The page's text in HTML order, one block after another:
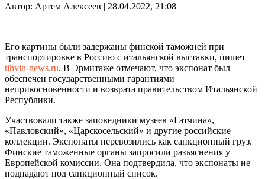
Автор: Артем Алексеев | 28.04.2022, 21:08
Его картины были задержаны финской таможней при
транспортировке в Россию с итальянской выставки, пишет
tihvin-news.ru. В Эрмитаже отмечают, что экспонат был
обеспечен государственными гарантиями
неприкосновенности и возврата правительством Итальянской
Республики.
Участвовали также заповедники музеев «Гатчина»,
«Павловский», «Царскосельский» и другие российские
коллекции. Экспонаты перевозились как санкционный груз.
Финские таможенные органы запросили разъяснения у
Европейской комиссии. Она подтвердила, что экспонаты не
подпадают под санкционный список.